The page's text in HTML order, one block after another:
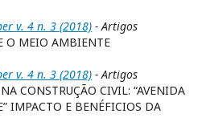
v. 4 n. 3 (2018) - Artigos
O MEIO AMBIENTE
v. 4 n. 3 (2018) - Artigos
CONSTRUÇÃO CIVIL: “AVENIDA
IMPACTO E BENÉFICIOS DA